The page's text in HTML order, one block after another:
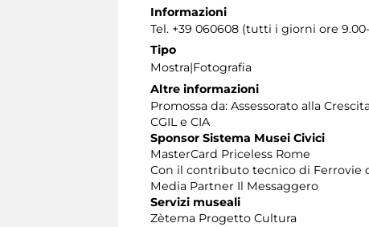
Informazioni
Tel. +39 060608 (tutti i giorni ore 9.00-
Tipo
Mostra|Fotografia
Altre informazioni
Promossa da: Assessorato alla
CGIL e CIA
Sponsor Sistema Musei Civici
MasterCard Priceless Rome
Con il contributo tecnico di Ferrovie
Media Partner Il Messaggero
Servizi museali
Zètema Progetto Cultura